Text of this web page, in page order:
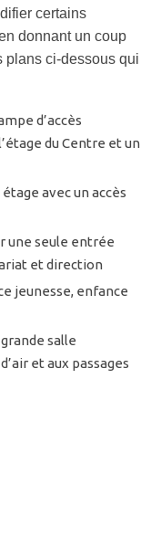
certains
donnant un coup
plans ci-dessous qui
d’accès
du Centre et un
avec un accès
une seule entrée
et direction
jeunesse, enfance
salle
et aux passages